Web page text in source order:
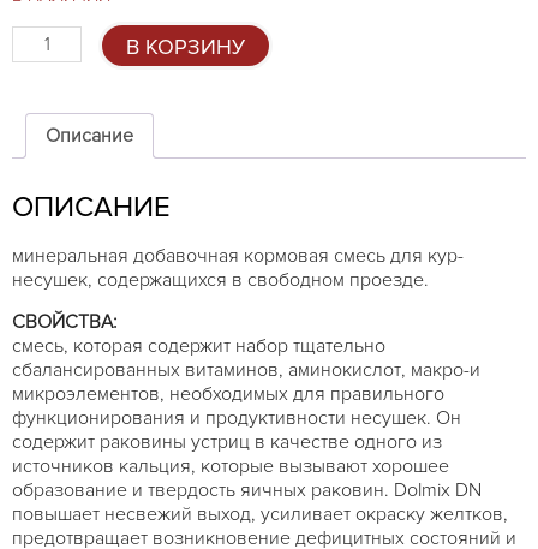
Количество
товара
DN
2,5кг
для
несушек
В КОРЗИНУ
Описание
ОПИСАНИЕ
минеральная добавочная кормовая смесь для кур-
несушек, содержащихся в свободном проезде.
СВОЙСТВА:
смесь, которая содержит набор тщательно
сбалансированных витаминов, аминокислот, макро-и
микроэлементов, необходимых для правильного
функционирования и продуктивности несушек. Он
содержит раковины устриц в качестве одного из
источников кальция, которые вызывают хорошее
образование и твердость яичных раковин. Dolmix DN
повышает несвежий выход, усиливает окраску желтков,
предотвращает возникновение дефицитных состояний и